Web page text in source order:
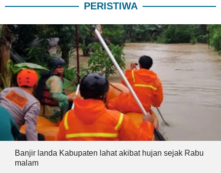
PERISTIWA
Banjir landa Kabupaten lahat akibat hujan sejak Rabu
malam